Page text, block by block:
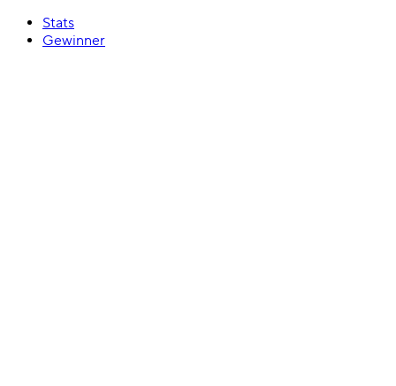
Stats
Gewinner